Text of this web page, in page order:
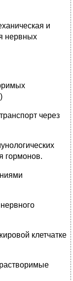
и
нервных
через
гормонов.
клетчатке